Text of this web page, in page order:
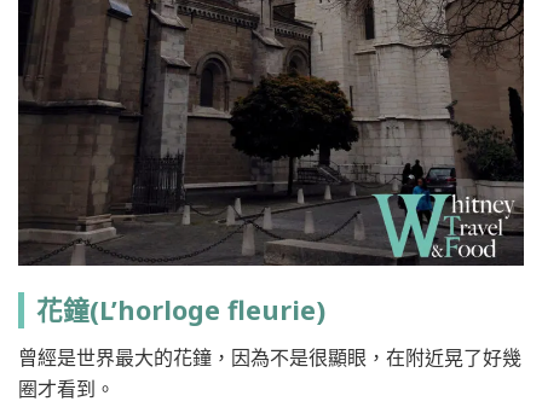
花鐘(L’horloge fleurie)
曾經是世界最大的花鐘，因為不是很顯眼，在附近晃了好幾
圈才看到。